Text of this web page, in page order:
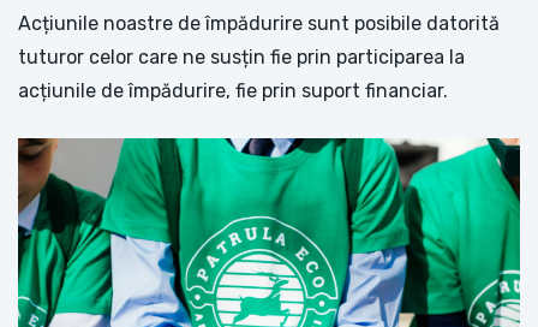
Acțiunile noastre de împădurire sunt posibile datorită
tuturor celor care ne susțin fie prin participarea la
acțiunile de împădurire, fie prin suport financiar.